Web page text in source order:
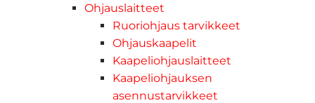
Ohjauslaitteet
Ruoriohjaus tarvikkeet
Ohjauskaapelit
Kaapeliohjauslaitteet
Kaapeliohjauksen
asennustarvikkeet